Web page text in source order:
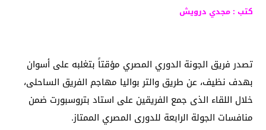
كتب : مجدي درويش
تصدر فريق الجونة الدوري المصري مؤقتاً بتغلبه على أسوان
بهدف نظيف، عن طريق والتر بواليا مهاجم الفريق الساحلى،
خلال اللقاء الذى جمع الفريقين على استاد بتروسبورت ضمن
منافسات الجولة الرابعة للدورى المصري الممتاز.